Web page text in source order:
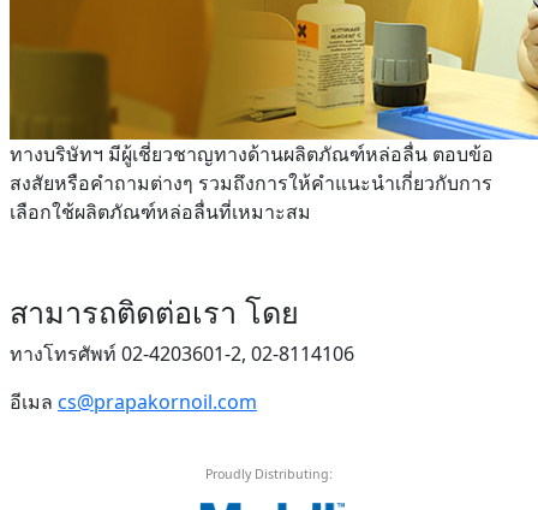
Proudly Distributing:
ทางบริษัทฯ มีผู้เชี่ยวชาญทางด้านผลิตภัณฑ์หล่อลื่น ตอบข้อ
สงสัยหรือคำถามต่างๆ รวมถึงการให้คำแนะนำเกี่ยวกับการ
เลือกใช้ผลิตภัณฑ์หล่อลื่นที่เหมาะสม
สามารถติดต่อเรา โดย
ทางโทรศัพท์ 02-4203601-2, 02-8114106
อีเมล cs@prapakornoil.com